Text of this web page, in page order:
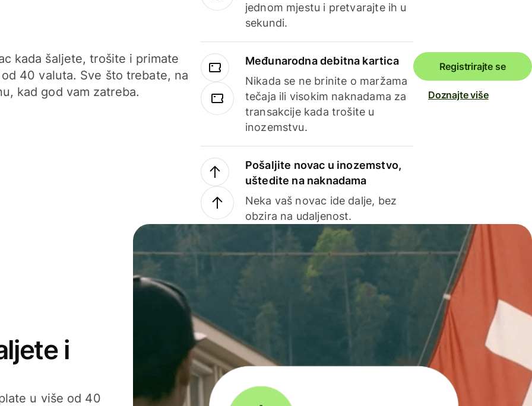
kada šaljete, trošite i primate
40 valuta. Sve što trebate, na
kad god vam zatreba.
jednom mjestu i pretvarajte ih u
sekundi.
Međunarodna debitna kartica
Nikada se ne brinite o maržama
tečaja ili visokim naknadama za
transakcije kada trošite u
inozemstvu.
Pošaljite novac u inozemstvo,
uštedite na naknadama
Neka vaš novac ide dalje, bez
obzira na udaljenost.
Registrirajte se
Doznajte više
i
u više od 40